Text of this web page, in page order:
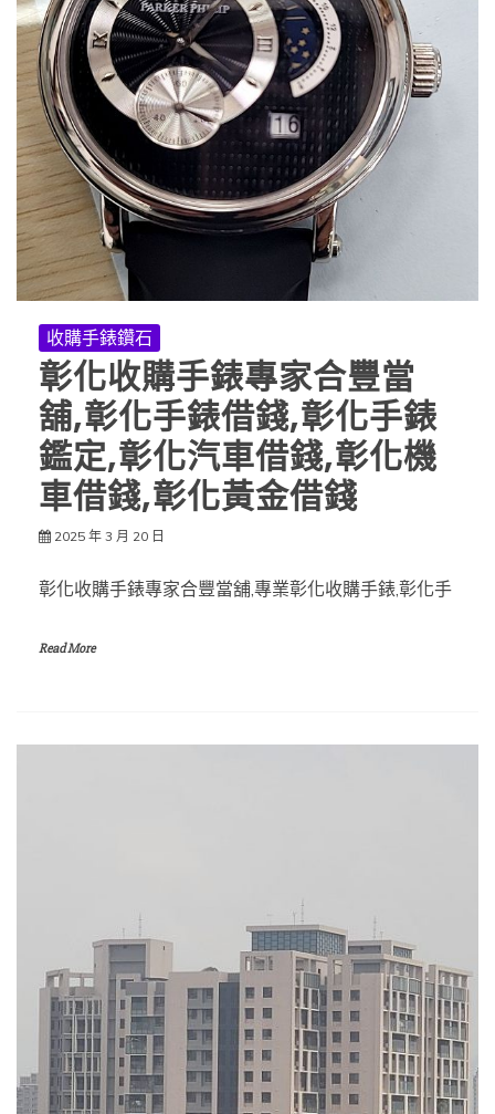
收購手錶鑽石
彰化收購手錶專家合豐當
舖,彰化手錶借錢,彰化手錶
鑑定,彰化汽車借錢,彰化機
車借錢,彰化黃金借錢
2025 年 3 月 20 日
彰化收購手錶專家合豐當舖,專業彰化收購手錶,彰化手
Read More